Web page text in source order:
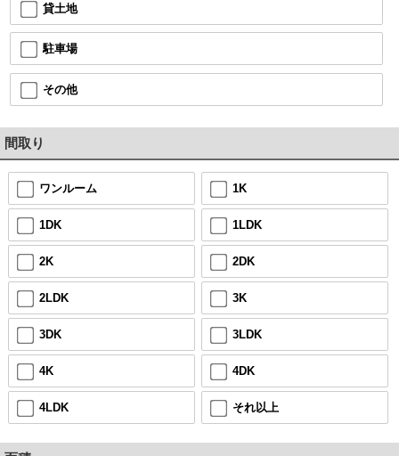
貸土地
駐車場
その他
間取り
ワンルーム 1K
1DK 1LDK
2K 2DK
2LDK 3K
3DK 3LDK
4K 4DK
4LDK それ以上